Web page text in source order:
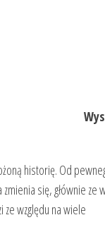
historię. Od
się, głównie ze
ze względu na wiele